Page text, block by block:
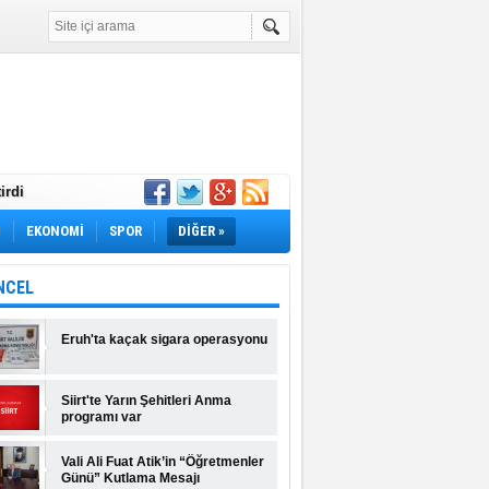
İş Arayanlar
Açıklandı!
Fiyatlar ve
EKONOMİ SPOR DİĞER »
Eruh'ta kaçak sigara operasyonu
Siirt'te Yarın Şehitleri Anma
programı var
Vali Ali Fuat Atik’in “Öğretmenler
Günü” Kutlama Mesajı